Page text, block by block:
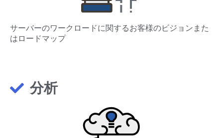
サーバーのワークロードに関するお客様のビジョンまた
はロードマップ
分析